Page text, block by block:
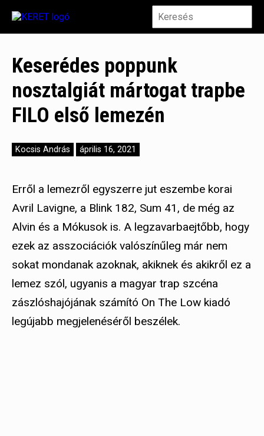
Keserédes poppunk
nosztalgiát mártogat trapbe
FILO első lemezén
Kocsis András április 16, 2021
Erről a lemezről egyszerre jut eszembe korai
Avril Lavigne, a Blink 182, Sum 41, de még az
Alvin és a Mókusok is. A legzavarbaejtőbb, hogy
ezek az asszociációk valószínűleg már nem
sokat mondanak azoknak, akiknek és akikről ez a
lemez szól, ugyanis a magyar trap szcéna
zászlóshajójának számító On The Low kiadó
legújabb megjelenéséről beszélek.